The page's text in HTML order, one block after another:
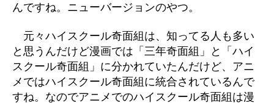
んですね。ニューバージョンのやつ。
元々ハイスクール奇面組は、知ってる人も多い
と思うんだけど漫画では「三年奇面組」と「ハイ
スクール奇面組」に分かれていたんだけど、アニ
メではハイスクール奇面組に統合されているんで
すね。なのでアニメでのハイスクール奇面組は漫